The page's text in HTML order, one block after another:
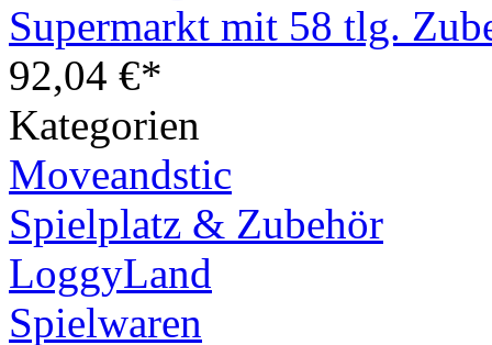
Supermarkt mit 58 tlg.
92,04 €*
Kategorien
Moveandstic
Spielplatz & Zubehör
LoggyLand
Spielwaren